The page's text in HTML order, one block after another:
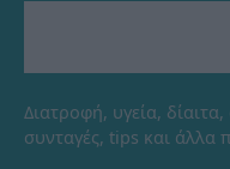
Διατροφή, υγεία,
συνταγές, tips και άλλα